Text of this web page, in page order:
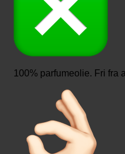
100% parfumeolie. Fri fra